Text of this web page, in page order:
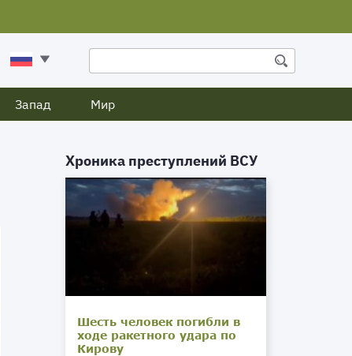
Запад Мир
Хроника преступлений ВСУ
Шесть человек погибли в
ходе ракетного удара по
Кирову